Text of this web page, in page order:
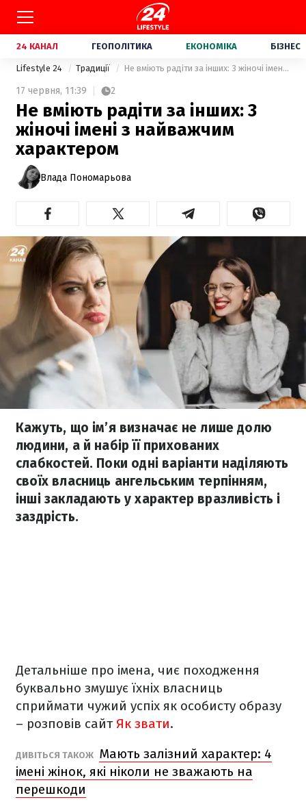
24 КАНАЛ ГЕОПОЛІТИКА ЕКОНОМІКА БІЗНЕС
Lifestyle 24 Традиції Не вміють радіти за інших: 3 жіночі імені з найважчим характером
17 червня, 11:39 2
Не вміють радіти за інших: 3
жіночі імені з найважчим
характером
Влада Пономарьова
Кажуть, що ім’я визначає не лише долю
людини, а й набір її прихованих
слабкостей. Поки одні варіанти наділяють
своїх власниць ангельським терпінням,
інші закладають у характер вразливість і
заздрість.
Детальніше про імена, чиє походження
буквально змушує їхніх власниць
сприймати чужий успіх як особисту образу
– розповів сайтЯк звати.
ДИВІТЬСЯ ТАКОЖ Мають залізний характер: 4
імені жінок, які ніколи не зважають на
перешкоди